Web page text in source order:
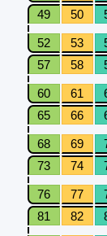
49
50
52 53
57
58
60 61
65
66
68 69
73
74
76 77
81
82